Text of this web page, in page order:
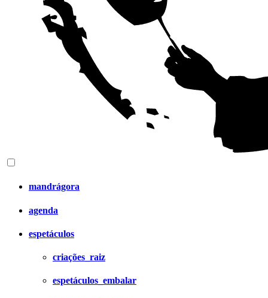
mandrágora
agenda
espetáculos
criações_raiz
espetáculos_embalar